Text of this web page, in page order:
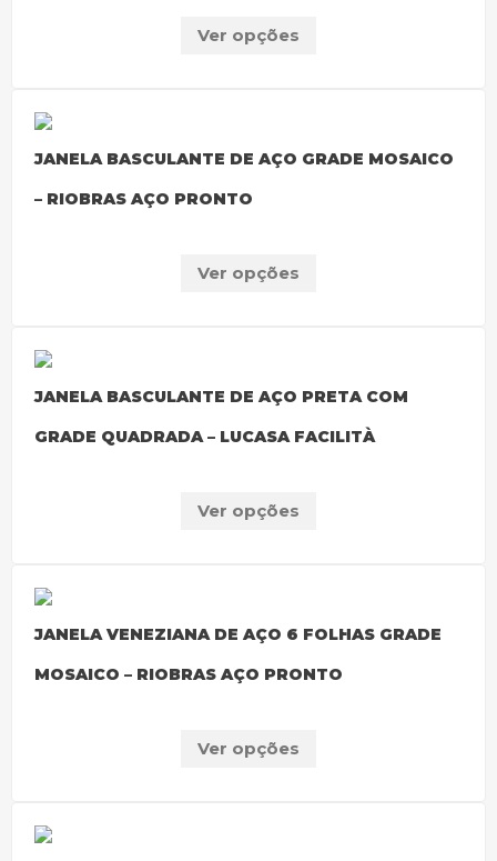
Ver opções
JANELA BASCULANTE DE AÇO GRADE MOSAICO
– RIOBRAS AÇO PRONTO
Ver opções
JANELA BASCULANTE DE AÇO PRETA COM
GRADE QUADRADA – LUCASA FACILITÀ
Ver opções
JANELA VENEZIANA DE AÇO 6 FOLHAS GRADE
MOSAICO – RIOBRAS AÇO PRONTO
Ver opções